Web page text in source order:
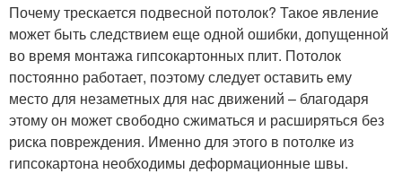
Почему трескается подвесной потолок? Такое явление
может быть следствием еще одной ошибки, допущенной
во время монтажа гипсокартонных плит. Потолок
постоянно работает, поэтому следует оставить ему
место для незаметных для нас движений – благодаря
этому он может свободно сжиматься и расширяться без
риска повреждения. Именно для этого в потолке из
гипсокартона необходимы деформационные швы.